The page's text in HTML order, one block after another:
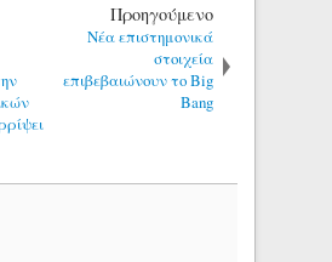
Προηγούμενο
Νέα επιστημονικά
στοιχεία
επιβεβαιώνουν το Big
Bang